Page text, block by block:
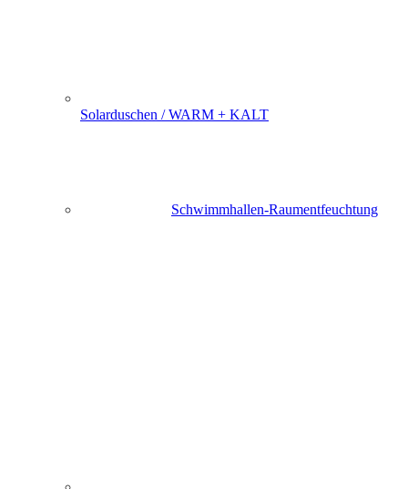
Solarduschen / WARM + KALT
Schwimmhallen-Raumentfeuchtung